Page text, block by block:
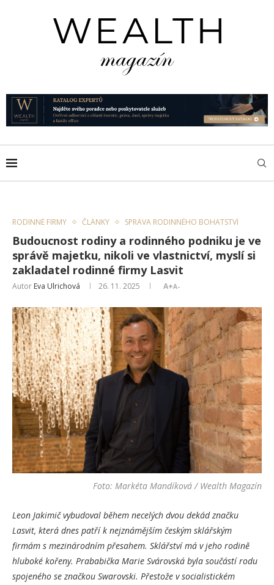
RODINNÉ FIRMY ČLÁNKY SPRÁVA RODINNÉHO BOHATSTVÍ
Budoucnost rodiny a rodinného podniku je ve
správě majetku, nikoli ve vlastnictví, myslí si
zakladatel rodinné firmy Lasvit
Autor Eva Ulrichová 26. 11. 2025 A+A-
Foto: Markéta Mandíková / Wealth Magazín
Leon Jakimič vybudoval během necelých dvou dekád značku
Lasvit, která dnes patří k nejznámějším českým sklářským
firmám s mezinárodním přesahem. Sklářství má v jeho rodině
hluboké kořeny. Prababička Marie Svárovská byla součástí rodu
spojeného se značkou Swarovski. Přestože v socialistickém